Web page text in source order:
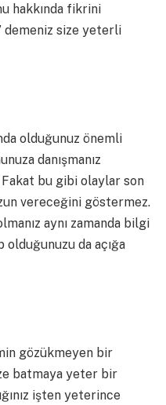
hakkında fikrini
demeniz size yeterli
olduğunuz önemli
danışmanız
bu gibi olaylar son
vereceğini göstermez.
aynı zamanda bilgi
da açığa
gözükmeyen bir
batmaya yeter bir
işten yeterince